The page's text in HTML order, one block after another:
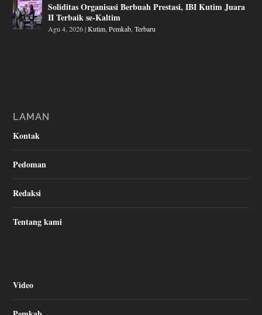
Soliditas Organisasi Berbuah Prestasi, IBI Kutim Juara
II Terbaik se-Kaltim
Agu 4, 2026|Kutim ,Pemkab ,Terbaru
LAMAN
Kontak
Pedoman
Redaksi
Tentang kami
Video